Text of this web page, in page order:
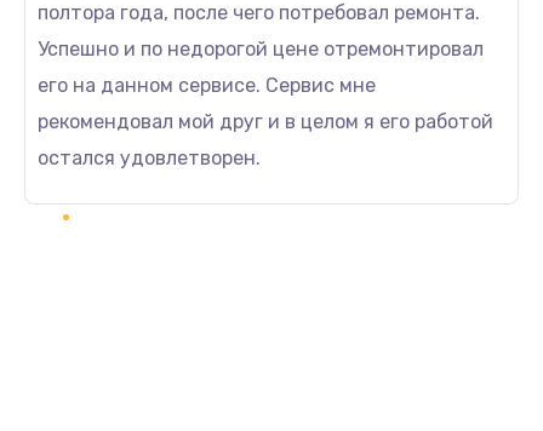
полтора года, после чего потребовал ремонта.
Успешно и по недорогой цене отремонтировал
его на данном сервисе. Сервис мне
рекомендовал мой друг и в целом я его работой
остался удовлетворен.